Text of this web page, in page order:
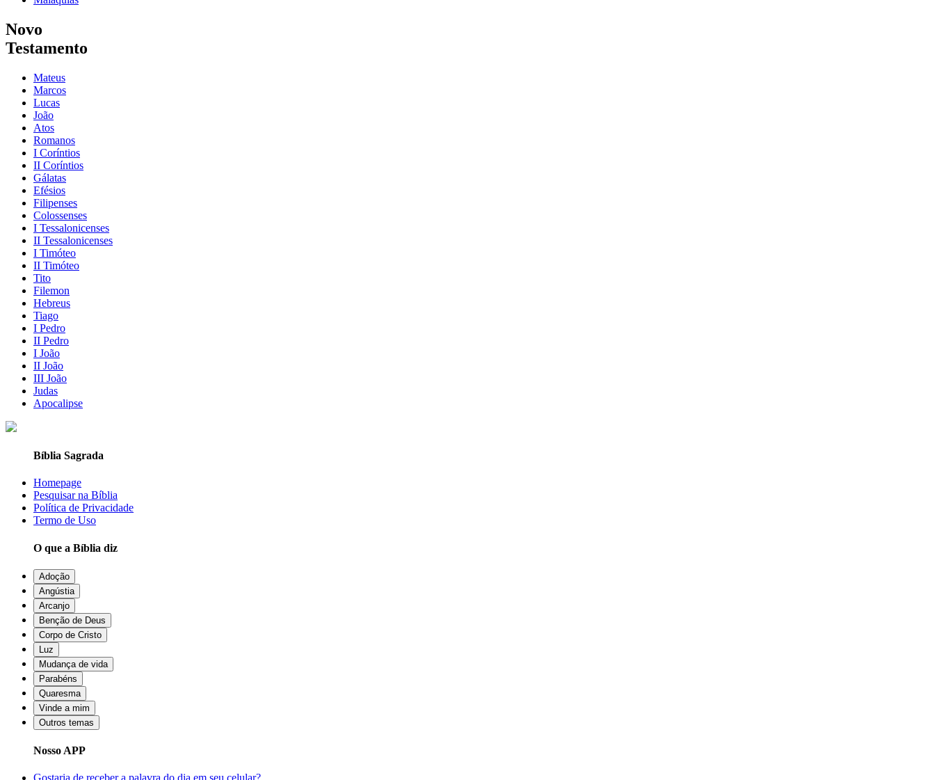
Novo
Testamento
Mateus
Marcos
Lucas
João
Atos
Romanos
I Coríntios
II Coríntios
Gálatas
Efésios
Filipenses
Colossenses
I Tessalonicenses
II Tessalonicenses
I Timóteo
II Timóteo
Tito
Filemon
Hebreus
Tiago
I Pedro
II Pedro
I João
II João
III João
Judas
Apocalipse
Bíblia Sagrada
Homepage
Pesquisar na Bíblia
Política de Privacidade
Termo de Uso
O que a Bíblia diz
Adoção
Angústia
Arcanjo
Benção de Deus
Corpo de Cristo
Luz
Mudança de vida
Parabéns
Quaresma
Vinde a mim
Outros temas
Nosso APP